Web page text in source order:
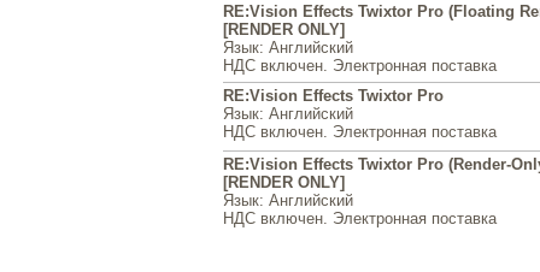
RE:Vision Effects Twixtor Pro (Floating
[RENDER ONLY]
Язык: Английский
НДС включен. Электронная поставка
RE:Vision Effects Twixtor Pro
Язык: Английский
НДС включен. Электронная поставка
RE:Vision Effects Twixtor Pro (Render-
[RENDER ONLY]
Язык: Английский
НДС включен. Электронная поставка